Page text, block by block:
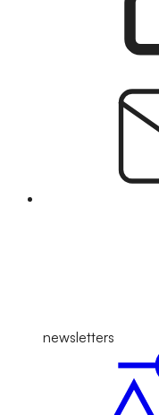
newsletters